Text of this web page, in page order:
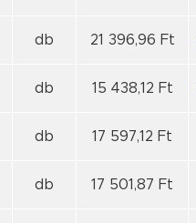
db 21 396,96 Ft
db 15 438,12 Ft
db 17 597,12 Ft
db 17 501,87 Ft